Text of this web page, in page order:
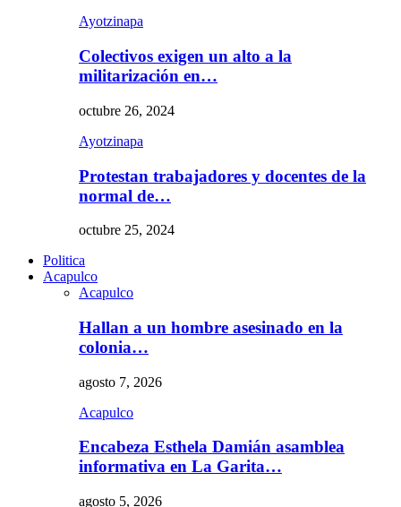
Ayotzinapa
Colectivos exigen un alto a la
militarización en…
octubre 26, 2024
Ayotzinapa
Protestan trabajadores y docentes de la
normal de…
octubre 25, 2024
Politica
Acapulco
Acapulco
Hallan a un hombre asesinado en la
colonia…
agosto 7, 2026
Acapulco
Encabeza Esthela Damián asamblea
informativa en La Garita…
agosto 5, 2026